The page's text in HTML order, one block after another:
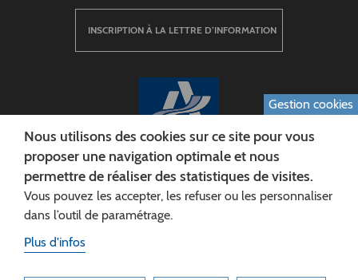
CONSEIL DÉPARTEMENTAL DE L'AISNE
Siège :
INSCRIPTION À LA LETTRE D’INFORMATION
Gestion cookies
Nous utilisons des cookies sur ce site pour vous
proposer une navigation optimale et nous
permettre de réaliser des statistiques de visites.
Vous pouvez les accepter, les refuser ou les personnaliser
dans l’outil de paramétrage.
Plus d'infos